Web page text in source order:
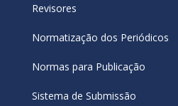
Revisores
Normatização dos Periódicos
Normas para Publicação
Sistema de Submissão